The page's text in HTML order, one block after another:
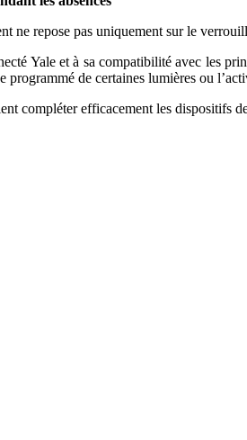
ne repose pas uniquement sur le
Yale et à sa compatibilité avec les
programmé de certaines lumières ou
compléter efficacement les dispositifs